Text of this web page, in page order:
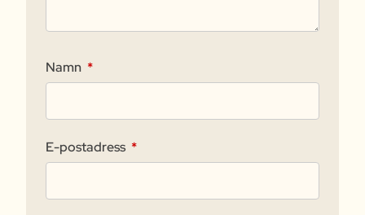
Namn *
E-postadress *